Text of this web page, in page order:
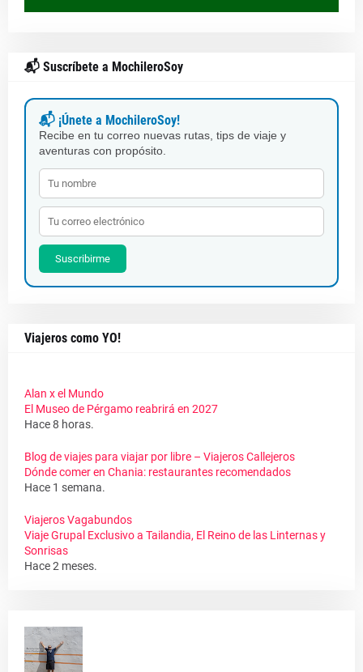
📬 Suscríbete a MochileroSoy
📬 ¡Únete a MochileroSoy!
Recibe en tu correo nuevas rutas, tips de viaje y
aventuras con propósito.
Suscribirme
Viajeros como YO!
Alan x el Mundo
El Museo de Pérgamo reabrirá en 2027
Hace 8 horas.
Blog de viajes para viajar por libre – Viajeros Callejeros
Dónde comer en Chania: restaurantes recomendados
Hace 1 semana.
Viajeros Vagabundos
Viaje Grupal Exclusivo a Tailandia, El Reino de las Linternas y
Sonrisas
Hace 2 meses.